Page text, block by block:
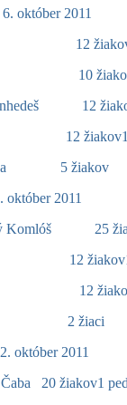
október 2011
12 žiakov1
10 žiakov1
12
12 žiakov1
Nána 5 žiakov
október 2011
Komlóš 25
12 žiakov1
12 žiakov1
2 žiaci
október 2011
20 žiakov1